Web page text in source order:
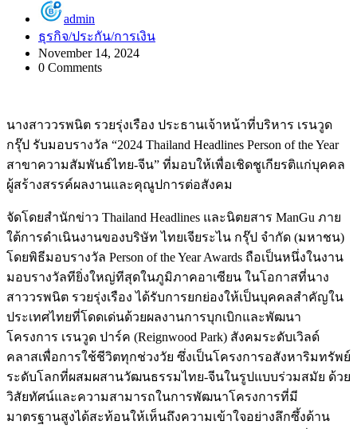
admin
ธุรกิจ/ประกัน/การเงิน
November 14, 2024
0 Comments
นางสาววรพนิต รวยรุ่งเรือง ประธานเจ้าหน้าที่บริหาร เรนวูด
กรุ๊ป รับมอบรางวัล “2024 Thailand Headlines Person of the Year
สาขาความสัมพันธ์ไทย-จีน” ที่มอบให้เพื่อเชิดชูเกียรติแก่บุคคล
ผู้สร้างสรรค์ผลงานและคุณูปการต่อสังคม
จัดโดยสำนักข่าว Thailand Headlines และนิตยสาร ManGu ภาย
ใต้การดำเนินงานของบริษัท ไทยเจียระไน กรุ๊ป จำกัด (มหาชน)
โดยพิธีมอบรางวัล Person of the Year Awards ถือเป็นหนึ่งในงาน
มอบรางวัลทียิ่งใหญ่ทีสุดในภูมิภาคอาเซียน ในโอกาสที่นาง
สาววรพนิต รวยรุ่งเรือง ได้รับการยกย่องให้เป็นบุคคลสำคัญใน
ประเทศไทยที่โดดเด่นด้วยผลงานการบุกเบิกและพัฒนา
โครงการ เรนวูด ปาร์ค (Reignwood Park) สังคมระดับเวิลด์
คลาสเพื่อการใช้ชีวิตทุกช่วงวัย ซึ่งเป็นโครงการอสังหาริมทรัพย์
ระดับโลกที่ผสมผสานวัฒนธรรมไทย-จีนในรูปแบบร่วมสมัย ด้วย
วิสัยทัศน์และความสามารถในการพัฒนาโครงการที่มี
มาตรฐานสูงได้สะท้อนให้เห็นถึงความเข้าใจอย่างลึกซึ้งด้าน